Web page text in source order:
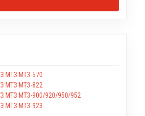
МТЗ МТЗ-570
МТЗ МТЗ-822
МТЗ МТЗ-900/920/950/952
МТЗ МТЗ-923